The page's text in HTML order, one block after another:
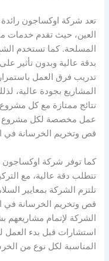
تعد شركة اوكساجون
العين، حيث تقدم خدمات
المسلحة. كما تستخدم
بدقة عالية وبدون تأثير
تدريب فرق العمل
المشاريع بجودة عالية،
نتائج ممتازة مع كل
عمل مخصصة لكل مشروع
قص وتخريم الخرسانة في
كما توفر شركة اوكساجون
تتطلب دقة عالية، مع
تلتزم الشركة بمعايير
قص وتخريم الخرسانة في
الشركة لإتمام مشاريعهم
استشارات قبل بدء العمل
المناسبة لكل نوع من